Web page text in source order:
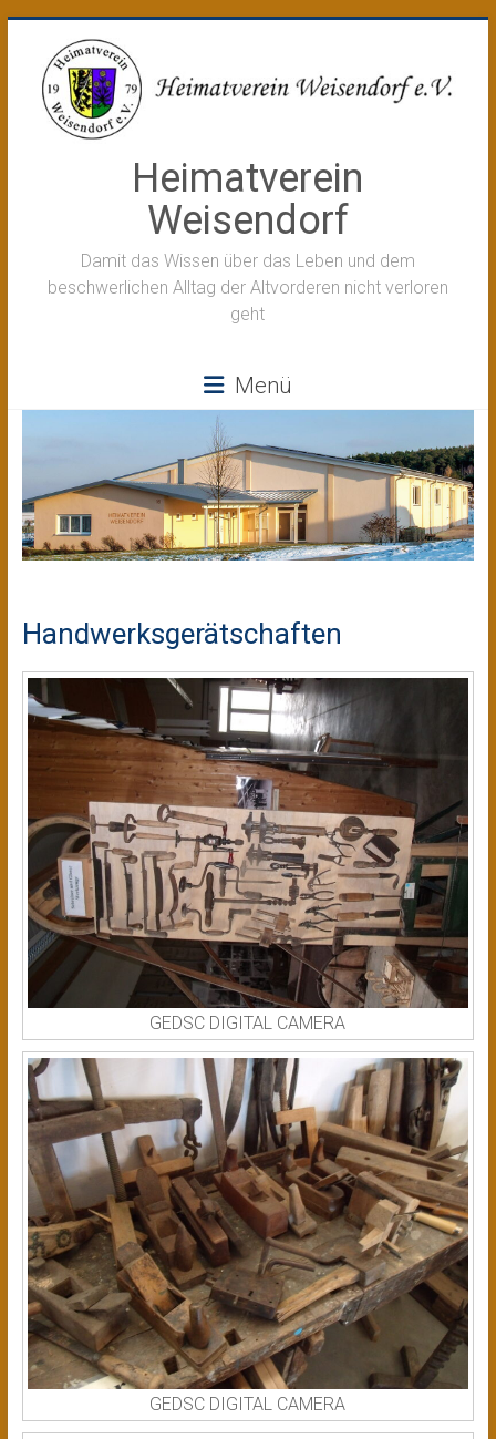
springen
Heimatverein
Weisendorf
Damit das Wissen über das Leben und dem
beschwerlichen Alltag der Altvorderen nicht verloren
geht
Menü
Handwerksgerätschaften
GEDSC DIGITAL CAMERA
GEDSC DIGITAL CAMERA